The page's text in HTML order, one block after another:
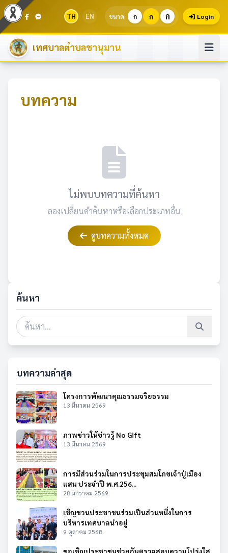
TH EN ขนาด: ก ก ก Login
เทศบาลตำบลชานุมาน
บทความ
ไม่พบบทความที่ค้นหา
ลองเปลี่ยนคำค้นหาหรือเลือกประเภทอื่น
ดูบทความทั้งหมด
ค้นหา
บทความล่าสุด
โครงการพัฒนาคุณธรรมจริยธรรม
13 มีนาคม 2569
ภาพข่าวให้ข่าวรู้ No Gift
13 มีนาคม 2569
การมีส่วนร่วมในการประชุมสมโภชเจ้าปู่เมือง
แสน ประจำปี พ.ศ.256...
28 มกราคม 2569
เชิญชวนประชาชนร่วมเป็นส่วนหนึ่งในการ
บริหารเทศบาลน่าอยู่
9 ตุลาคม 2568
ขอเชิญประชาชนช่วยกันตรวจสอบความโปร่งใส